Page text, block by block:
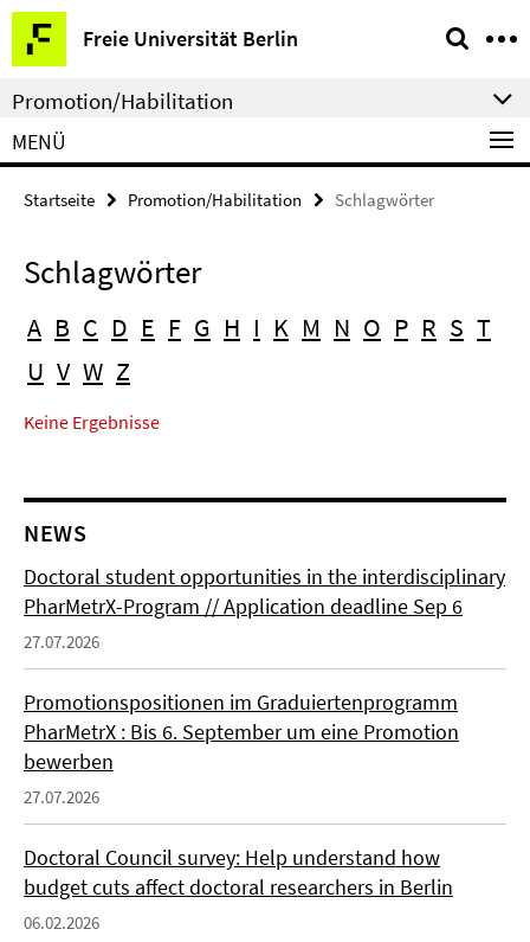
Springe
direkt
zu
Inhalt
Freie Universität Berlin
Service-
Navigation
Promotion/Habilitation
MENÜ
Startseite Promotion/Habilitation Schlagwörter
Schlagwörter
A B C D E F G H I K M N O P R S T
U V W Z
Keine Ergebnisse
NEWS
Doctoral student opportunities in the interdisciplinary
PharMetrX-Program // Application deadline Sep 6
27.07.2026
Promotionspositionen im Graduiertenprogramm
PharMetrX : Bis 6. September um eine Promotion
bewerben
27.07.2026
Doctoral Council survey: Help understand how
budget cuts affect doctoral researchers in Berlin
06.02.2026